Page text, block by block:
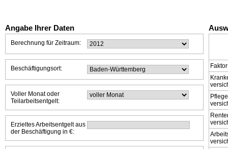
Angabe Ihrer Daten
Berechnung für Zeitraum:
Beschäftigungsort:
Voller Monat oder
Teilarbeitsentgelt:
Erzieltes Arbeitsentgelt aus
der Beschäftigung in €: